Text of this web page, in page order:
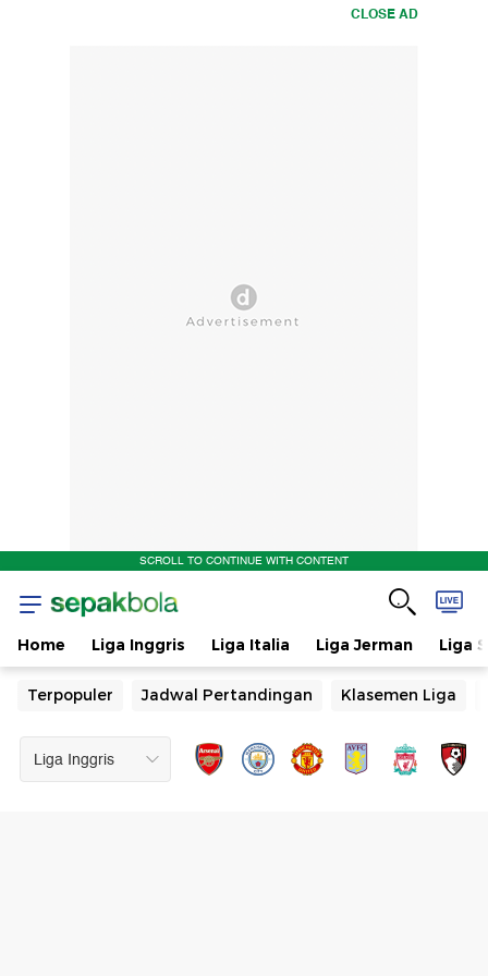
CLOSE AD
SCROLL TO CONTINUE WITH CONTENT
Home Liga Inggris Liga Italia Liga Jerman Liga
Terpopuler Jadwal Pertandingan Klasemen Liga